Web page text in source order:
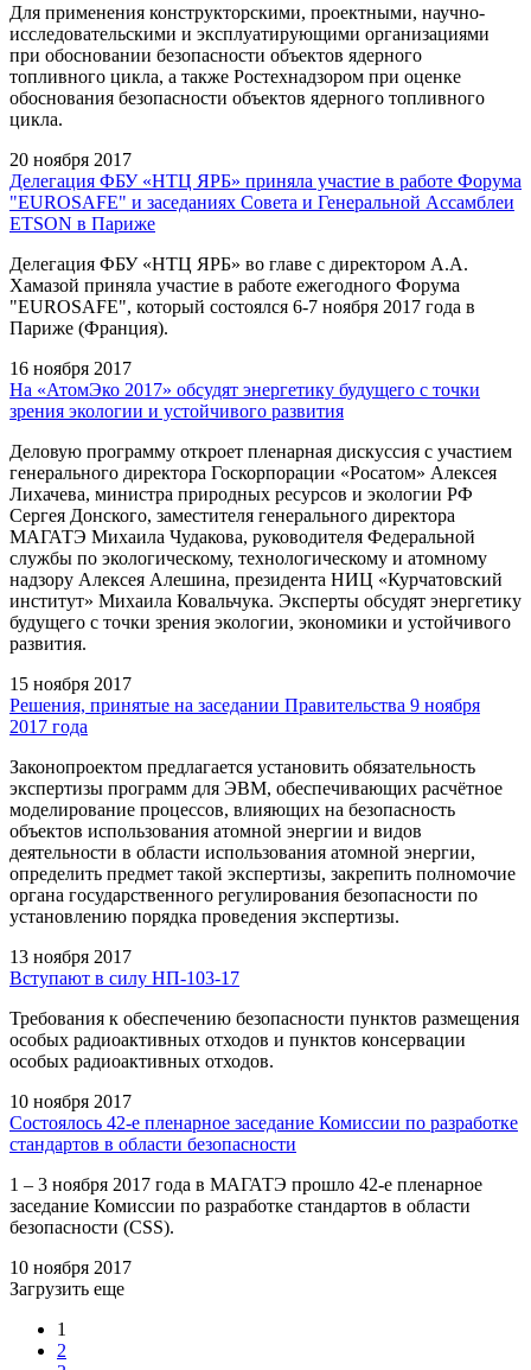
Для применения конструкторскими, проектными, научно-
исследовательскими и эксплуатирующими организациями
при обосновании безопасности объектов ядерного
топливного цикла, а также Ростехнадзором при оценке
обоснования безопасности объектов ядерного топливного
цикла.
20 ноября 2017
Делегация ФБУ «НТЦ ЯРБ» приняла участие в работе Форума
"EUROSAFE" и заседаниях Совета и Генеральной Ассамблеи
ETSON в Париже
Делегация ФБУ «НТЦ ЯРБ» во главе с директором А.А.
Хамазой приняла участие в работе ежегодного Форума
"EUROSAFE", который состоялся 6-7 ноября 2017 года в
Париже (Франция).
16 ноября 2017
На «АтомЭко 2017» обсудят энергетику будущего с точки
зрения экологии и устойчивого развития
Деловую программу откроет пленарная дискуссия с участием
генерального директора Госкорпорации «Росатом» Алексея
Лихачева, министра природных ресурсов и экологии РФ
Сергея Донского, заместителя генерального директора
МАГАТЭ Михаила Чудакова, руководителя Федеральной
службы по экологическому, технологическому и атомному
надзору Алексея Алешина, президента НИЦ «Курчатовский
институт» Михаила Ковальчука. Эксперты обсудят энергетику
будущего с точки зрения экологии, экономики и устойчивого
развития.
15 ноября 2017
Решения, принятые на заседании Правительства 9 ноября
2017 года
Законопроектом предлагается установить обязательность
экспертизы программ для ЭВМ, обеспечивающих расчётное
моделирование процессов, влияющих на безопасность
объектов использования атомной энергии и видов
деятельности в области использования атомной энергии,
определить предмет такой экспертизы, закрепить полномочие
органа государственного регулирования безопасности по
установлению порядка проведения экспертизы.
13 ноября 2017
Вступают в силу НП-103-17
Требования к обеспечению безопасности пунктов размещения
особых радиоактивных отходов и пунктов консервации
особых радиоактивных отходов.
10 ноября 2017
Состоялось 42-е пленарное заседание Комиссии по разработке
стандартов в области безопасности
1 – 3 ноября 2017 года в МАГАТЭ прошло 42-е пленарное
заседание Комиссии по разработке стандартов в области
безопасности (CSS).
10 ноября 2017
Загрузить еще
1
2